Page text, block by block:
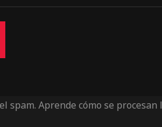
spam. Aprende cómo se